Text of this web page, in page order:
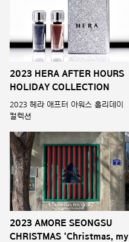
2023 HERA AFTER HOURS
HOLIDAY COLLECTION
2023 헤라 애프터 아워스 홀리데이
컬렉션
2023 AMORE SEONGSU
CHRISTMAS ‘Christmas, my